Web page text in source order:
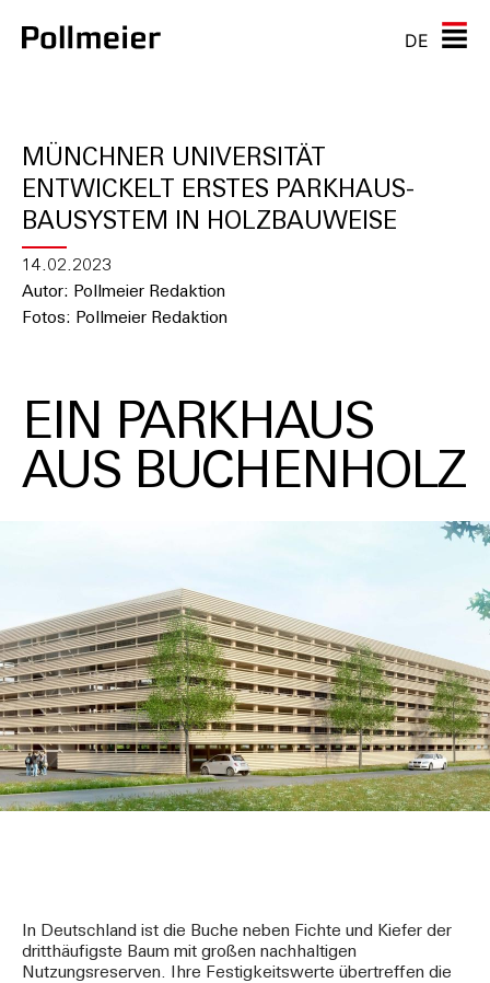
DE
MÜNCHNER UNIVERSITÄT
ENTWICKELT ERSTES PARKHAUS-
BAUSYSTEM IN HOLZBAUWEISE
14.02.2023
Autor: Pollmeier Redaktion
Fotos: Pollmeier Redaktion
EIN PARKHAUS
AUS BUCHENHOLZ
In Deutschland ist die Buche neben Fichte und Kiefer der
dritthäufigste Baum mit großen nachhaltigen
Nutzungsreserven. Ihre Festigkeitswerte übertreffen die